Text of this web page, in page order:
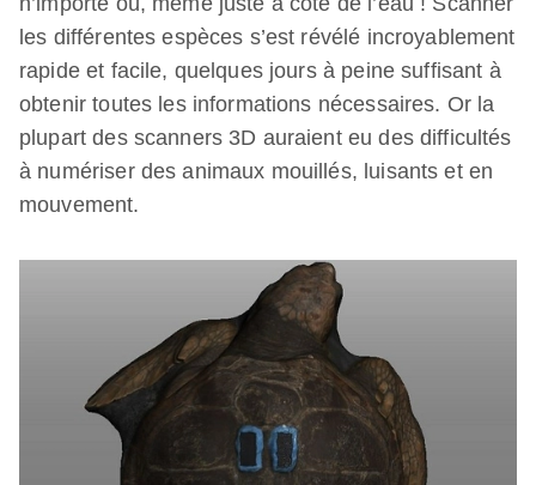
les différentes espèces s’est révélé incroyablement
rapide et facile, quelques jours à peine suffisant à
obtenir toutes les informations nécessaires. Or la
plupart des scanners 3D auraient eu des difficultés
à numériser des animaux mouillés, luisants et en
mouvement.